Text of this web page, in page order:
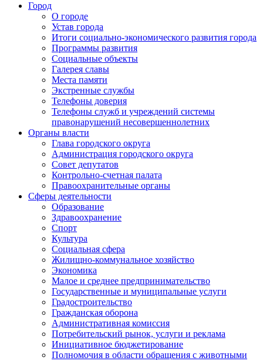
Город
О городе
Устав города
Итоги социально-экономического развития города
Программы развития
Социальные объекты
Галерея славы
Места памяти
Экстренные службы
Телефоны доверия
Телефоны служб и учреждений системы
правонарушений несовершеннолетних
Органы власти
Глава городского округа
Администрация городcкого округа
Совет депутатов
Контрольно-счетная палата
Правоохранительные органы
Сферы деятельности
Образование
Здравоохранение
Спорт
Культура
Социальная сфера
Жилищно-коммунальное хозяйство
Экономика
Малое и среднее предпринимательство
Государственные и муниципальные услуги
Градостроительство
Гражданская оборона
Административная комиссия
Потребительский рынок, услуги и реклама
Инициативное бюджетирование
Полномочия в области обращения с животными